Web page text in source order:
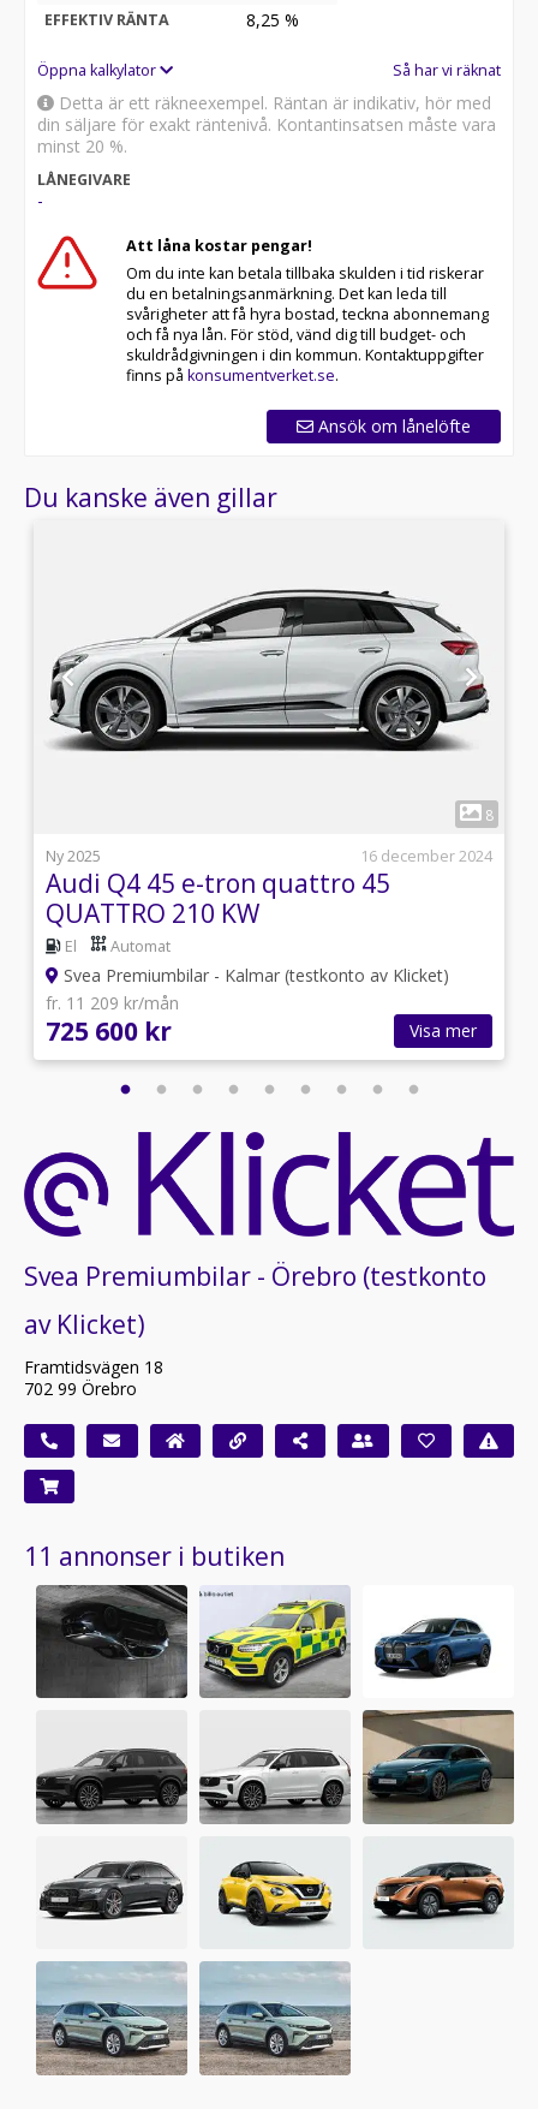
EFFEKTIV RÄNTA 8,25 %
Öppna kalkylator Så har vi räknat
Detta är ett räkneexempel. Räntan är indikativ, hör med
din säljare för exakt räntenivå. Kontantinsatsen måste vara
minst 20 %.
LÅNEGIVARE
-
Att låna kostar pengar!
Om du inte kan betala tillbaka skulden i tid riskerar
du en betalningsanmärkning. Det kan leda till
svårigheter att få hyra bostad, teckna abonnemang
och få nya lån. För stöd, vänd dig till budget- och
skuldrådgivningen i din kommun. Kontaktuppgifter
finns på konsumentverket.se.
Ansök om lånelöfte
Du kanske även gillar
8
Ny 2025
16 december 2024
Audi Q4 45 e-tron quattro 45
QUATTRO 210 KW
El Automat
Svea Premiumbilar - Kalmar (testkonto av Klicket)
fr. 11 209 kr/mån
725 600 kr Visa mer
Svea Premiumbilar - Örebro (testkonto
av Klicket)
Framtidsvägen 18
702 99 Örebro
11 annonser i butiken